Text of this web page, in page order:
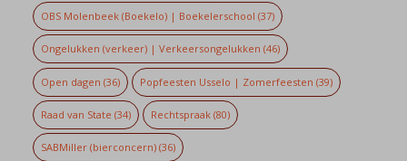
OBS Molenbeek (Boekelo) | Boekelerschool (37)
Ongelukken (verkeer) | Verkeersongelukken (46)
Open dagen (36) Popfeesten Usselo | Zomerfeesten (39)
Raad van State (34) Rechtspraak (80)
SABMiller (bierconcern)(36)